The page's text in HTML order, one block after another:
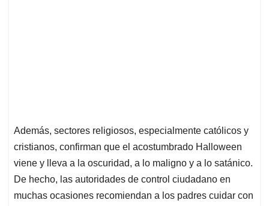
Además, sectores religiosos, especialmente católicos y
cristianos, confirman que el acostumbrado Halloween
viene y lleva a la oscuridad, a lo maligno y a lo satánico.
De hecho, las autoridades de control ciudadano en
muchas ocasiones recomiendan a los padres cuidar con